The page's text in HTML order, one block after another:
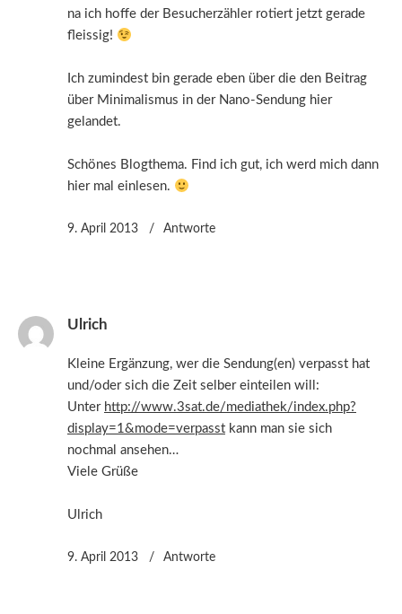
na ich hoffe der Besucherzähler rotiert jetzt gerade
fleissig!
Ich zumindest bin gerade eben über die den Beitrag
über Minimalismus in der Nano-Sendung hier
gelandet.
Schönes Blogthema. Find ich gut, ich werd mich dann
hier mal einlesen.
9. April 2013 Antworte
Ulrich
Kleine Ergänzung, wer die Sendung(en) verpasst hat
und/oder sich die Zeit selber einteilen will:
Unter http://www.3sat.de/mediathek/index.php?
display=1&mode=verpasst kann man sie sich
nochmal ansehen…
Viele Grüße
Ulrich
9. April 2013 Antworte